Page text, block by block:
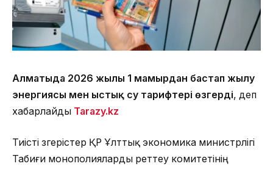
Алматыда 2026 жылғы 1 мамырдан бастап жылу
энергиясы мен ыстық су тарифтері өзгерді, деп
хабарлайды Tarazy.kz
Тиісті өзгерістер ҚР Ұлттық экономика министрлігі
Табиғи монополияларды реттеу комитетінің